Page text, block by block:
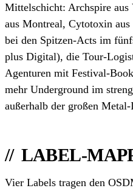
Mittelschicht: Archspire aus
aus Montreal, Cytotoxin
bei den Spitzen-Acts im
plus Digital), die Tour-
Agenturen mit Festival-
mehr Underground im
außerhalb der großen
LABEL-
Vier Labels tragen den